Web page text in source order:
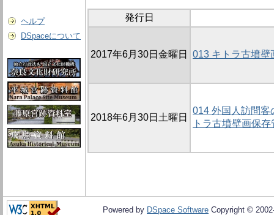
ヘルプ
DSpaceについて
発行日
2017年6月30日金曜日 013 キトラ古墳壁
2018年6月30日土曜日
014 外国人訪問
トラ古墳壁画保
Powered by DSpace Software Copyright ©